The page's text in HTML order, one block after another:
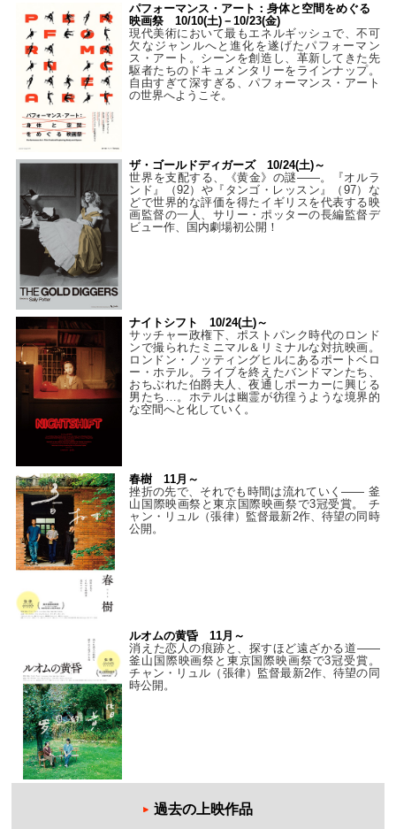
パフォーマンス・アート：身体と空間をめぐる
映画祭 10/10(土)－10/23(金)
現代美術において最もエネルギッシュで、不可
欠なジャンルへと進化を遂げたパフォーマン
ス・アート。シーンを創造し、革新してきた先
駆者たちのドキュメンタリーをラインナップ。
自由すぎて深すぎる、パフォーマンス・アート
の世界へようこそ。
ザ・ゴールドディガーズ 10/24(土)～
世界を支配する、《黄金》の謎――。『オルラ
ンド』（92）や『タンゴ・レッスン』（97）な
どで世界的な評価を得たイギリスを代表する映
画監督の一人、サリー・ポッターの長編監督デ
ビュー作、国内劇場初公開！
ナイトシフト 10/24(土)～
サッチャー政権下、ポストパンク時代のロンド
ンで撮られたミニマル＆リミナルな対抗映画。
ロンドン・ノッティングヒルにあるポートベロ
ー・ホテル。ライブを終えたバンドマンたち、
おちぶれた伯爵夫人、夜通しポーカーに興じる
男たち…。ホテルは幽霊が彷徨うような境界的
な空間へと化していく。
春樹 11月～
挫折の先で、それでも時間は流れていく—— 釜
山国際映画祭と東京国際映画祭で3冠受賞。 チ
ャン・リュル（張律）監督最新2作、待望の同時
公開。
ルオムの黄昏 11月～
消えた恋人の痕跡と、探すほど遠ざかる道——
釜山国際映画祭と東京国際映画祭で3冠受賞。
チャン・リュル（張律）監督最新2作、待望の同
時公開。
過去の上映作品